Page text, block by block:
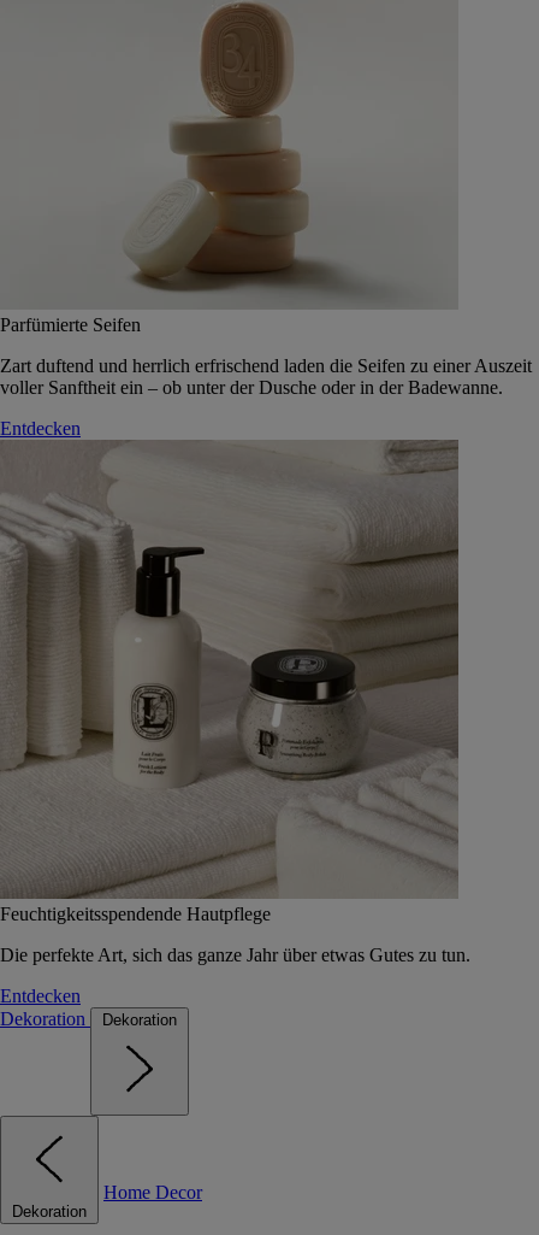
Parfümierte Seifen
Zart duftend und herrlich erfrischend laden die Seifen zu einer Auszeit
voller Sanftheit ein – ob unter der Dusche oder in der Badewanne.
Entdecken
Feuchtigkeitsspendende Hautpflege
Die perfekte Art, sich das ganze Jahr über etwas Gutes zu tun.
Entdecken
Dekoration
Dekoration
Dekoration
Home Decor